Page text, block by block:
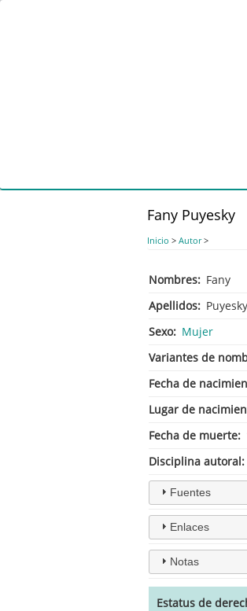
Fany Puyesky
Inicio > Autor>
Nombres
Fany
Apellidos
Puyesky
Sexo
Mujer
Variantes de
Fecha de
Lugar de
Fecha de muerte
Disciplina autoral
Fuentes
Enlaces
Notas
Estatus de